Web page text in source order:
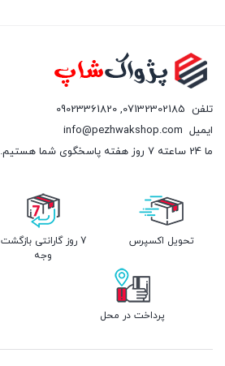
تلفن 07132302185
,
09023361820
ایمیل info@pezhwakshop.com
ما 24 ساعته 7 روز هفته پاسخگوی شما هستیم.
تحویل اکسپرس
7 روز گارانتی بازگشت
وجه
پرداخت در محل